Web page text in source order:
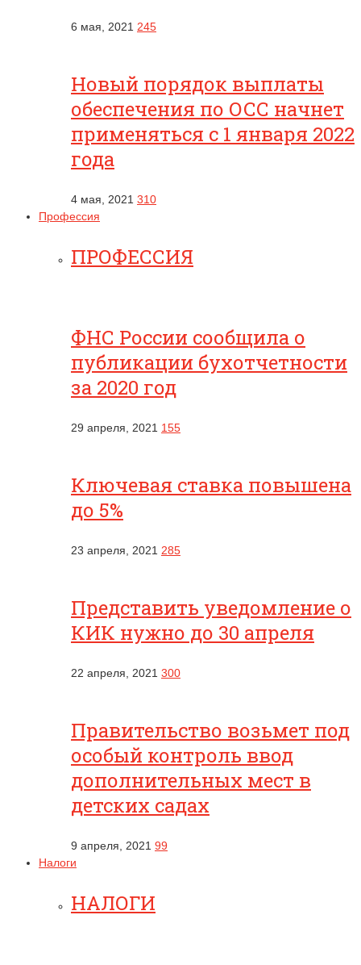
6 мая, 2021 245
Новый порядок выплаты
обеспечения по ОСС начнет
применяться с 1 января 2022
года
4 мая, 2021 310
Профессия
ПРОФЕССИЯ
ФНС России сообщила о
публикации бухотчетности
за 2020 год
29 апреля, 2021 155
Ключевая ставка повышена
до 5%
23 апреля, 2021 285
Представить уведомление о
КИК нужно до 30 апреля
22 апреля, 2021 300
Правительство возьмет под
особый контроль ввод
дополнительных мест в
детских садах
9 апреля, 2021 99
Налоги
НАЛОГИ